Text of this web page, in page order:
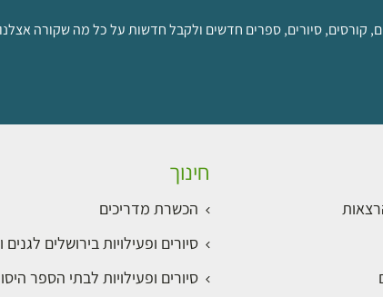
קורסים, סיורים, ספרים חדשים ולקבל חדשות על כל מה שקורה אצלנו
חינוך
הכשרת מדריכים
סיורים ופעילויות בירושלים לגנים
סיורים ופעילויות לבתי הספר